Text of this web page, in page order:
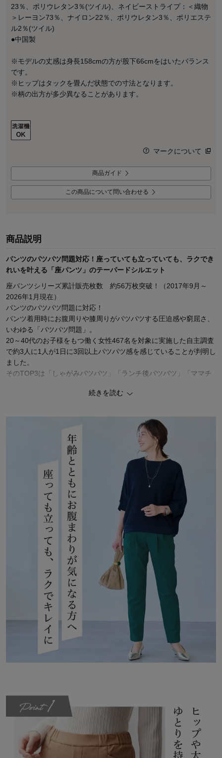
23％、ポリウレタン3％(ツイル)、ネイビーストライプ：＜織物
＞レーヨン73％、ナイロン22％、ポリウレタン3％、ポリエステ
ル2％(ツイル)
●中国製
※モデルの丈感は身長158cmの方が股下66cmをはいたバランス
です。
※ヒップはタックを畳んだ状態での寸法となります。
※柄の出方が多少異なることがあります。
マークについて
商品ガイド
この商品について問い合わせる
商品説明
パンツのパツパツ問題対応！座っていても立っていても、ラクでき
れいを叶える「座パンツ」のテーパードシルエット
座パンツシリーズ累計販売枚数 約56万枚突破！（2017年9月～
2026年1月現在）
パンツのパツパツ問題に対応！
パンツ着用時にお腹周りや膝周りがパツパツする圧迫感や窮屈さ、
いわゆる「パツパツ問題」。
20～40代のお子様をもつ働く女性467名を対象に実施した自主調査
で約3人に1人が1日に3回以上パツパツ感を感じていることが判明し
ました。
そのTOP3は「しゃがみパツパツ」「ランチ後パツパツ」「ママチ
・ウエスト裏側はぽっこりお腹をソフトにカバーする2重仕立て
・ウエストは幅広ゴムでくい込みにくく、らくちん
・座った時に開きにくいL字型のポケット
・後ろの飾りポケットは太めにしてヒップをカバー
・裾にかけてシャープなラインを描くテーパードシルエット
・股下は62、66、70cmの3レングスから選べる丈展開
・ハイパーストレッチでとにかくストレスなし
・程よく厚みとハリのある素材で通勤にも相応しいきちんと感
・キックバック性もあるので膝がつっぱらず、のびっぱなしにもな
◆はたら着方改革とは？
「毎日の仕事、家事、育児。頑張るすべての働く人をもっとラク
に、もっと快適にしたい」
そんな想いをカタチにするベルメゾンファッションの動きやすさや
お手入れのしやすさに配慮した商品開発テーマです。
着心地の窮屈さを軽減する「座パンツ」シリーズや、洗濯の手間を
減らす「ラクドライ」シリーズなどはたらく人が快適に過ごせるウ
そして意外に座っている時にボトムに不満を感じていることが多い
のでは？立ち姿がキレイなのは当たり前、座っている時も「ラクち
ん＆キレイ」を叶える新発想のボトムのブランドです。
3/27(金)放送のフジテレビ系『ノンストップ！』にて座(THE)パン
ツ が紹介されました！
続きを読む